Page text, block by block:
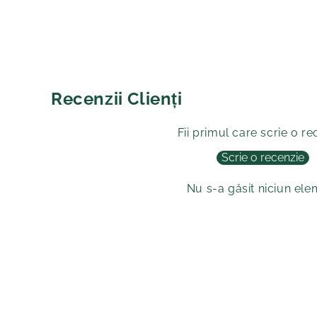
Recenzii Clienți
Fii primul care scrie o
Scrie o recenzie
Nu s-a găsit niciun